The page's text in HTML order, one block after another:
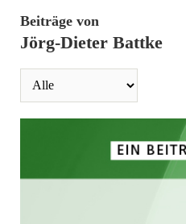
Beiträge von
Jörg-Dieter Battke